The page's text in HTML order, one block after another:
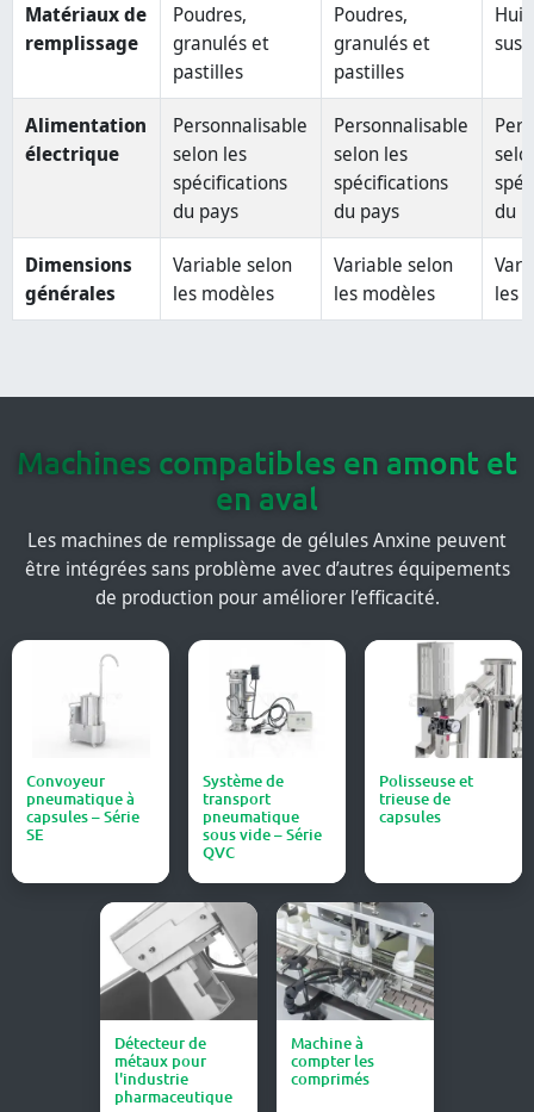
Matériaux de
remplissage
Poudres,
granulés et
pastilles
Poudres,
granulés et
pastilles
Alimentation
électrique
Personnalisable
selon les
spécifications
du pays
Personnalisable
selon les
spécifications
du pays
du
Dimensions
générales
Variable selon
les modèles
Variable selon
les modèles
les
Machines compatibles en amont et
en aval
Les machines de remplissage de gélules Anxine peuvent
être intégrées sans problème avec d’autres équipements
de production pour améliorer l’efficacité.
Convoyeur
pneumatique à
capsules – Série
SE
Système de
transport
pneumatique
sous vide – Série
QVC
Polisseuse et
trieuse de
capsules
Détecteur de
métaux pour
l'industrie
pharmaceutique
Machine à
compter les
comprimés